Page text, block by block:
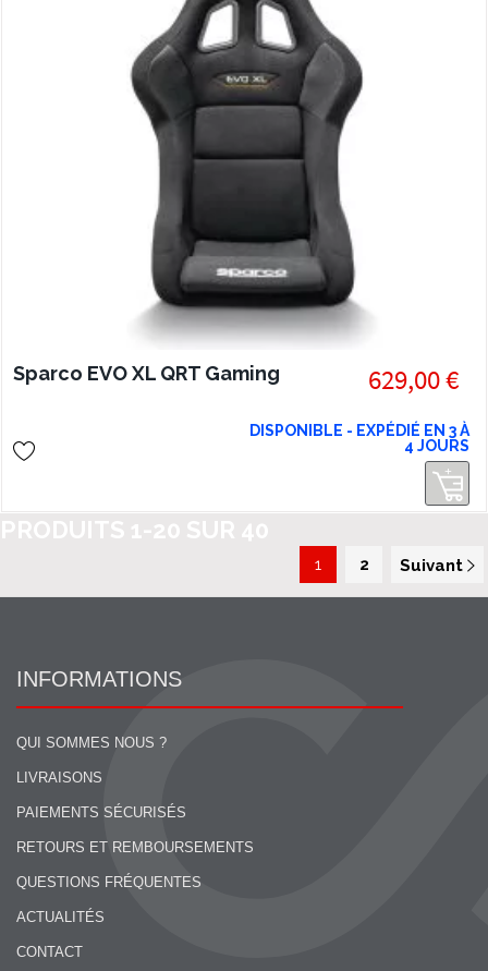
Sparco EVO XL QRT Gaming 629,00 €
DISPONIBLE - EXPÉDIÉ EN 3 À
4 JOURS
1 2 Suivant
INFORMATIONS
QUI SOMMES NOUS ?
LIVRAISONS
PAIEMENTS SÉCURISÉS
RETOURS ET REMBOURSEMENTS
QUESTIONS FRÉQUENTES
ACTUALITÉS
CONTACT